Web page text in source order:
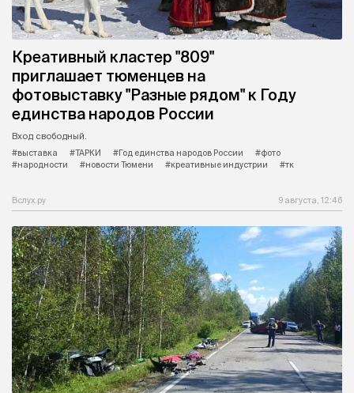
Креативный кластер "809"
приглашает тюменцев на
фотовыставку "Разные рядом" к Году
единства народов России
Вход свободный.
#выставка
#ТАРКИ #Год единства народов России
#фото
#народности
#новости Тюмени #креативные индустрии #тк
Вслух.ру 9 августа, 12:46